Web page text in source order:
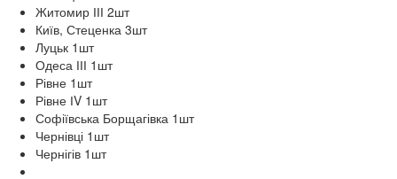
Житомир ІІІ 2шт
Київ, Стеценка 3шт
Луцьк 1 шт
Одеса ІІІ 1 шт
Рівне 1 шт
Рівне ІV 1 шт
Софіївська Борщагівка 1 шт
Чернівці 1 шт
Чернігів 1 шт